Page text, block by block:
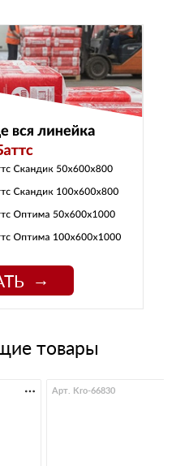
товары
Арт. Kro-66830